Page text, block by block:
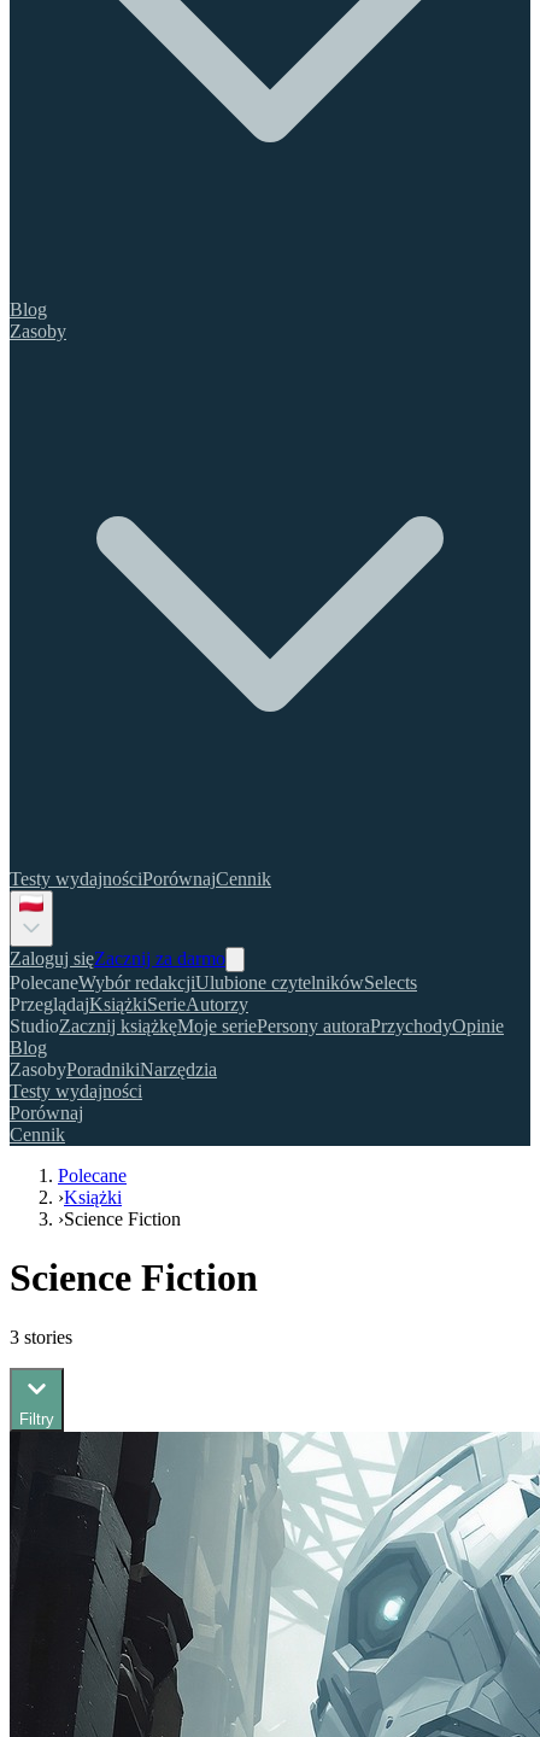
Blog
Zasoby
Testy wydajnościPorównajCennik
Zaloguj sięZacznij za darmo
PolecaneWybór redakcjiUlubione czytelnikówSelects
PrzeglądajKsiążkiSerieAutorzy
StudioZacznij książkęMoje seriePersony autoraPrzychodyOpinie
Blog
ZasobyPoradnikiNarzędzia
Testy wydajności
Porównaj
Cennik
Polecane
›Książki
›Science Fiction
Science Fiction
3 stories
Filtry